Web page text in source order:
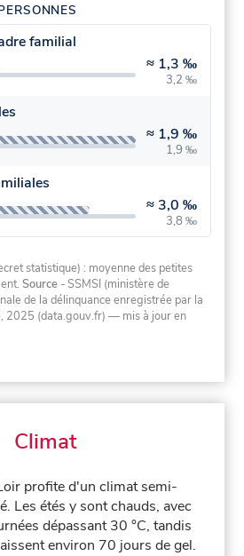
familial
≈ 1,3 ‰
3,2 ‰
≈ 1,9 ‰
1,9 ‰
≈ 3,0 ‰
3,8 ‰
statistique) : moyenne des petites
Source - SSMSI (ministère de
de la délinquance enregistrée par la
2025 (data.gouv.fr) — mis à jour en
Climat
profite d'un climat semi-
Les étés y sont chauds, avec
dépassant 30 °C, tandis
environ 70 jours de gel.